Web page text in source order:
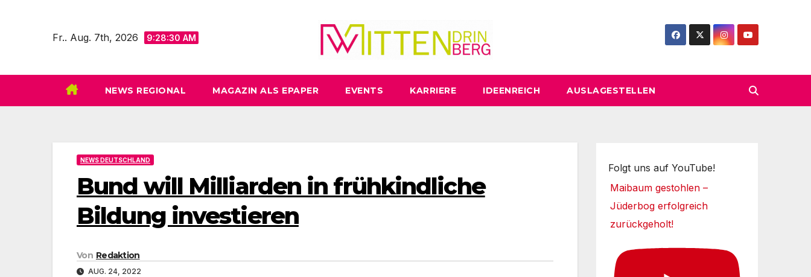
Fr.. Aug. 7th, 2026 9:28:32 AM
NEWS REGIONAL MAGAZIN ALS EPAPER EVENTS KARRIERE IDEENREICH AUSLAGESTELLEN
NEWS DEUTSCHLAND
Bund will Milliarden in frühkindliche
Bildung investieren
Von Redaktion
AUG. 24, 2022
Folgt uns auf YouTube!
Maibaum gestohlen –
Jüderbog erfolgreich
zurückgeholt!